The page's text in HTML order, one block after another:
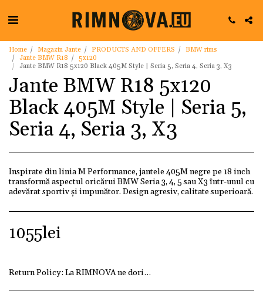
Home Magazin Jante PRODUCTS AND OFFERS
BMW rims
Jante BMW R18
5x120
Jante BMW R18 5x120 Black 405M Style | Seria 5, Seria 4, Seria 3, X3
Jante BMW R18 5x120
Black 405M Style | Seria 5,
Seria 4, Seria 3, X3
Inspirate din linia M Performance, jantele 405M negre pe 18 inch
transformă aspectul oricărui BMW Seria 3, 4, 5 sau X3 într-unul cu
adevărat sportiv și impunător. Design agresiv, calitate superioară.
1055lei
Return Policy: La RIMNOVA ne dorim ca fiecare client